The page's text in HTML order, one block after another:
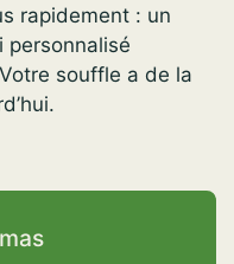
rapidement : un
personnalisé
souffle a de la